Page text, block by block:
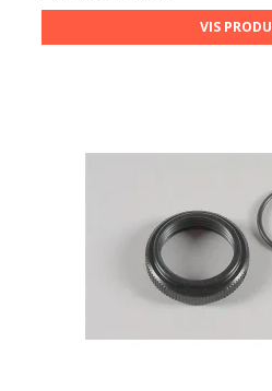
VIS